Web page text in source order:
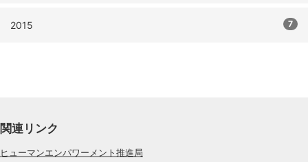
2015 7
関連リンク
ヒューマンエンパワーメント推進局